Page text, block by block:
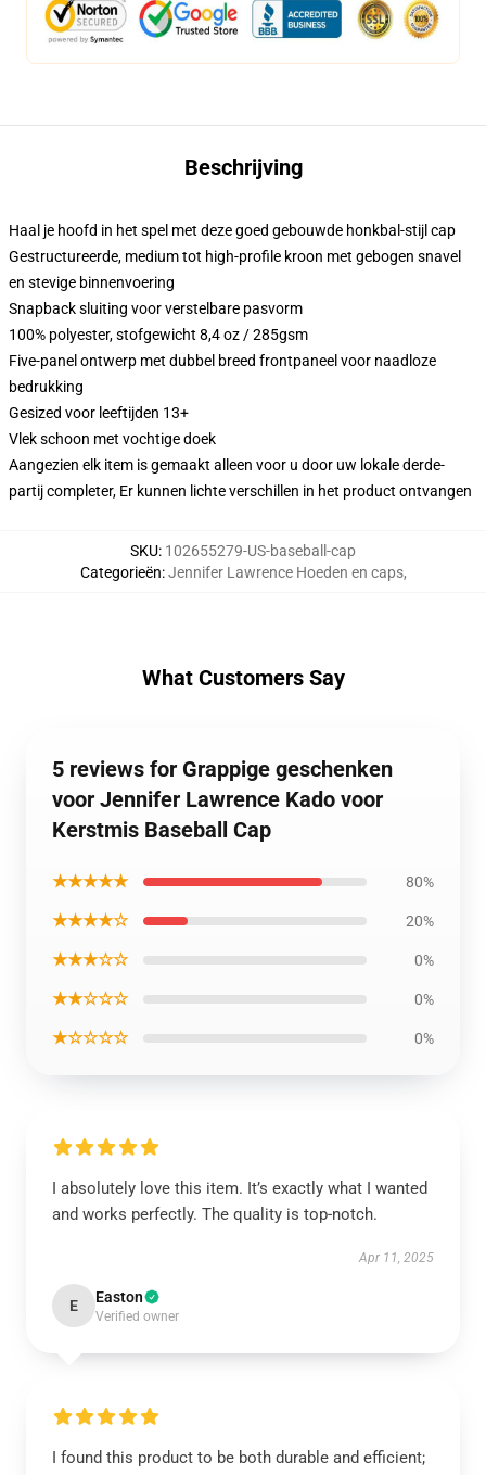
Beschrijving
Haal je hoofd in het spel met deze goed gebouwde honkbal-stijl cap
Gestructureerde, medium tot high-profile kroon met gebogen snavel
en stevige binnenvoering
Snapback sluiting voor verstelbare pasvorm
100% polyester, stofgewicht 8,4 oz / 285gsm
Five-panel ontwerp met dubbel breed frontpaneel voor naadloze
bedrukking
Gesized voor leeftijden 13+
Vlek schoon met vochtige doek
Aangezien elk item is gemaakt alleen voor u door uw lokale derde-
partij completer, Er kunnen lichte verschillen in het product ontvangen
SKU: 102655279-US-baseball-cap
Categorieën:Jennifer Lawrence Hoeden en caps,
What Customers Say
5 reviews for Grappige geschenken
voor Jennifer Lawrence Kado voor
Kerstmis Baseball Cap
★★★★★ 80%
★★★★☆ 20%
★★★☆☆ 0%
★★☆☆☆ 0%
★☆☆☆☆ 0%
I absolutely love this item. It’s exactly what I wanted
and works perfectly. The quality is top-notch.
Apr 11, 2025
E Easton
Verified owner
I found this product to be both durable and efficient;